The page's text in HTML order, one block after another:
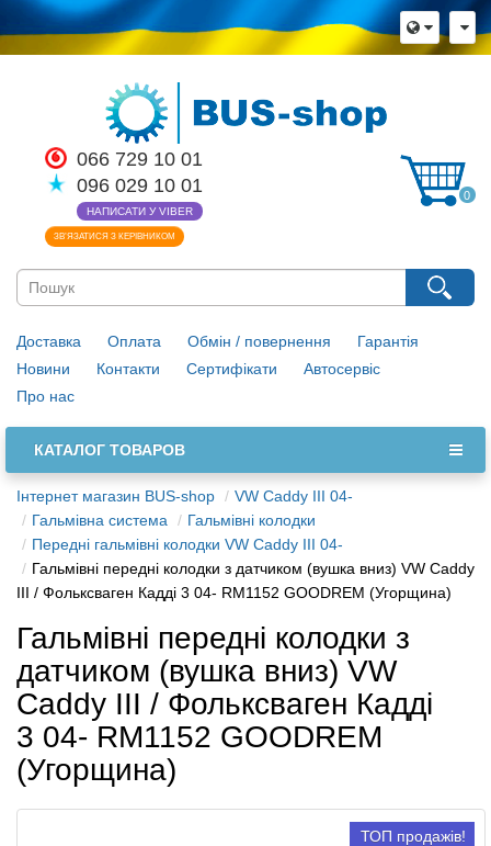
066 729 10 01
096 029 10 01
НАПИСАТИ У VIBER
ЗВ’ЯЗАТИСЯ З КЕРІВНИКОМ
0
Доставка Оплата Обмін / повернення
Гарантія
Новини
Контакти Сертифікати
Автосервіс
Про нас
КАТАЛОГ ТОВАРОВ
Інтернет магазин BUS-shop
VW Caddy III 04-
Гальмівна система
Гальмівні колодки
Передні гальмівні колодки VW Caddy III 04-
Гальмівні передні колодки з датчиком (вушка вниз) VW Caddy
III / Фольксваген Кадді 3 04- RM1152 GOODREM (Угорщина)
Гальмівні передні колодки з
датчиком (вушка вниз) VW
Caddy III / Фольксваген Кадді
3 04- RM1152 GOODREM
(Угорщина)
ТОП продажів!